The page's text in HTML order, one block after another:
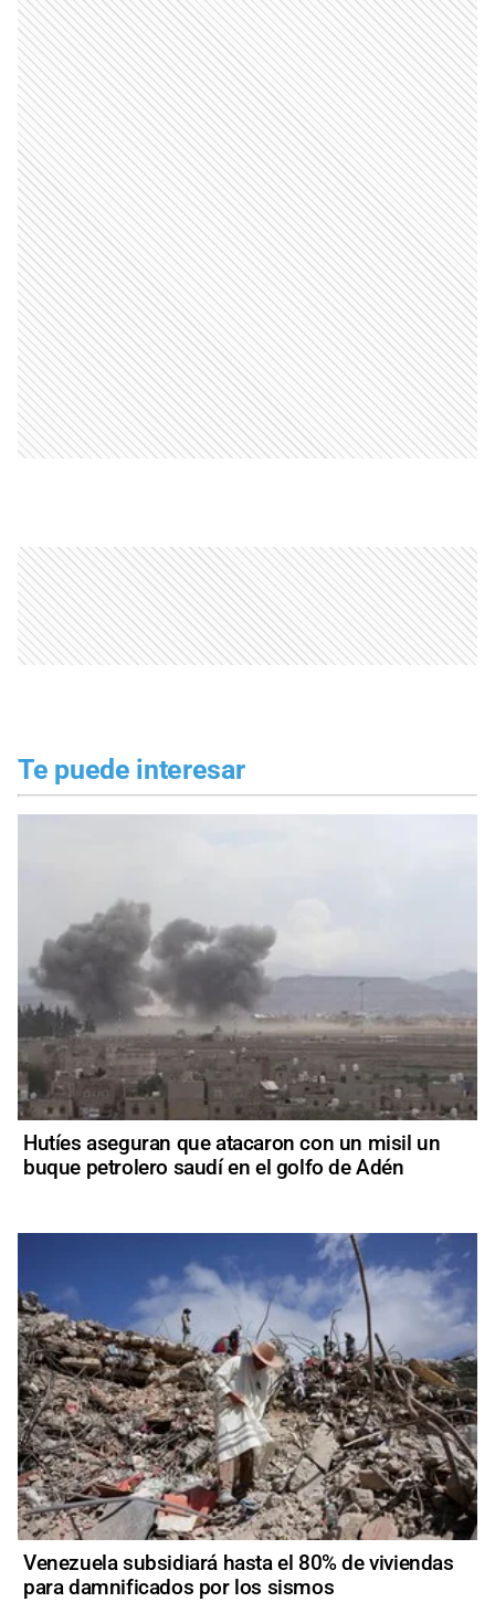
Te puede interesar
Hutíes aseguran que atacaron con un misil un
buque petrolero saudí en el golfo de Adén
Venezuela subsidiará hasta el 80% de viviendas
para damnificados por los sismos